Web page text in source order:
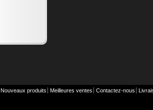
Nouveaux produits Meilleures ventes Contactez-nous